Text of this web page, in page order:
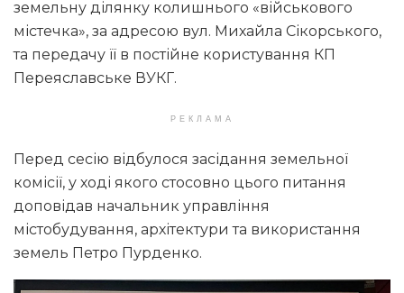
земельну ділянку колишнього «військового
містечка», за адресою вул. Михайла Сікорського,
та передачу її в постійне користування КП
Переяславське ВУКГ.
РЕКЛАМА
Перед сесію відбулося засідання земельної
комісії, у ході якого стосовно цього питання
доповідав начальник управління
містобудування, архітектури та використання
земель Петро Пурденко.